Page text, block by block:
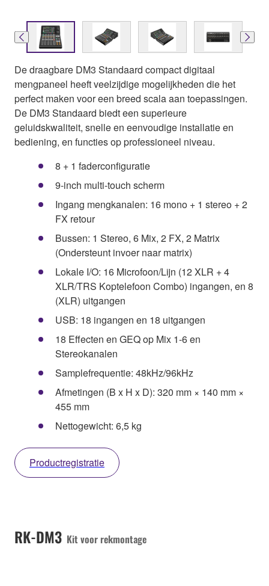
De draagbare DM3 Standaard compact digitaal
mengpaneel heeft veelzijdige mogelijkheden die het
perfect maken voor een breed scala aan toepassingen.
De DM3 Standaard biedt een superieure
geluidskwaliteit, snelle en eenvoudige installatie en
bediening, en functies op professioneel niveau.
8 + 1 faderconfiguratie
9-inch multi-touch scherm
Ingang mengkanalen: 16 mono + 1 stereo + 2
FX retour
Bussen: 1 Stereo, 6 Mix, 2 FX, 2 Matrix
(Ondersteunt invoer naar matrix)
Lokale I/O: 16 Microfoon/Lijn (12 XLR + 4
XLR/TRS Koptelefoon Combo) ingangen, en 8
(XLR) uitgangen
USB: 18 ingangen en 18 uitgangen
18 Effecten en GEQ op Mix 1-6 en
Stereokanalen
Samplefrequentie: 48kHz/96kHz
Afmetingen (B x H x D): 320 mm × 140 mm ×
455 mm
Nettogewicht: 6,5 kg
Productregistratie
RK-DM3 Kit voor rekmontage